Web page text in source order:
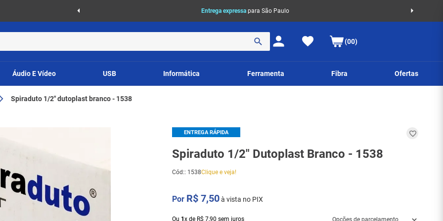
Entrega expressa para São Paulo
(00)
Áudio E Vídeo USB Informática Ferramenta Fibra Ofertas
Spiraduto 1/2" dutoplast branco - 1538
ENTREGA RÁPIDA
Spiraduto 1/2" Dutoplast Branco - 1538
Cód:: 1538Clique e veja!
R$ 7,50à vista no PIX
Ou 1x de R$ 7,90 sem juros Opções de parcelamento